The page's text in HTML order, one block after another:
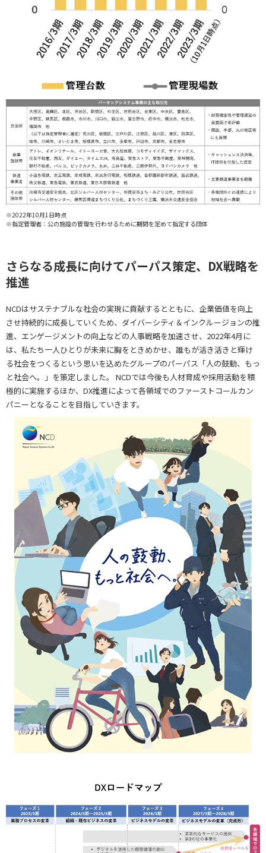
※2022年10月1日時点
※指定管理者：公の施設の管理を行わせるために期間を定めて指定する団体
さらなる成長に向けてパーパス策定、DX戦略を
推進
NCDはサステナブルな社会の実現に貢献するとともに、企業価値を向上
させ持続的に成長していくため、ダイバーシティ＆インクルージョンの推
進、エンゲージメントの向上などの人事戦略を加速させ、2022年4月に
は、私たち一人ひとりが未来に胸をときめかせ、誰もが活き活きと輝け
る社会をつくるという思いを込めたグループのパーパス「人の鼓動、もっ
と社会へ。」を策定しました。 NCDでは今後も人材育成や採用活動を積
極的に実施するほか、DX推進によって各領域でのファーストコールカン
パニーとなることを目指していきます。